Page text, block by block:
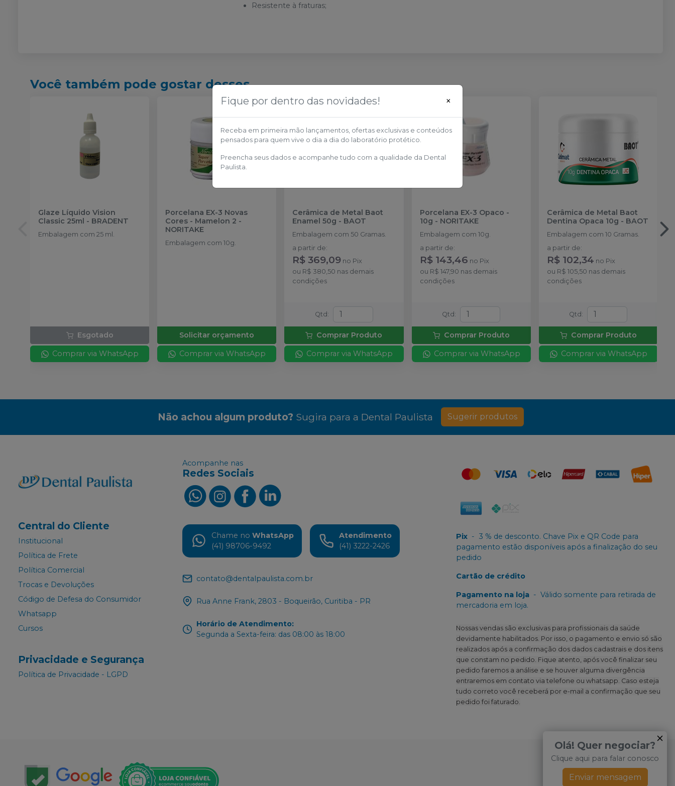
Olá! Quer negociar?
Clique aqui para falar conosco
Enviar mensagem
Resistente à fraturas;
Você também pode gostar desses
Glaze Líquido Vision
Classic 25ml - BRADENT
Embalagem com 25 ml.
Esgotado
Comprar via WhatsApp
Porcelana EX-3 Novas
Cores - Mamelon 2 -
NORITAKE
Embalagem com 10g.
Solicitar orçamento
Comprar via WhatsApp
Cerâmica de Metal Baot
Enamel 50g - BAOT
Embalagem com 50 Gramas.
a partir de:
R$ 369,09 no Pix
ou R$ 380,50 nas demais
condições
Qtd :
Comprar Produto
Comprar via WhatsApp
Porcelana EX-3 Opaco -
10g - NORITAKE
Embalagem com 10g.
a partir de:
R$ 143,46 no Pix
ou R$ 147,90 nas demais
condições
Qtd :
Comprar Produto
Comprar via WhatsApp
Cerâmica de Metal Baot
Dentina Opaca 10g - BAOT
Embalagem com 10 Gramas.
a partir de:
R$ 102,34 no Pix
ou R$ 105,50 nas demais
condições
Qtd :
Comprar Produto
Comprar via WhatsApp
Não achou algum produto? Sugira para a Dental Paulista Sugerir produtos
Central do Cliente
Institucional
Política de Frete
Política Comercial
Trocas e Devoluções
Código de Defesa do Consumidor
Whatsapp
Cursos
Privacidade e Segurança
Política de Privacidade - LGPD
Acompanhe nas
Redes Sociais
Chame no WhatsApp
(41) 98706-9492
Atendimento
(41) 3222-2426
contato@dentalpaulista.com.br
Rua Anne Frank, 2803 - Boqueirão, Curitiba - PR
Horário de Atendimento:
Segunda a Sexta-feira: das 08:00 às 18:00
Pix - 3 % de desconto. Chave Pix e QR Code para
pagamento estão disponíveis após a finalização do seu
pedido
Cartão de crédito
Pagamento na loja - Válido somente para retirada de
mercadoria em loja.
Nossas vendas são exclusivas para profissionais da saúde
devidamente habilitados. Por isso, o pagamento e envio só são
realizados após a confirmação dos dados cadastrais e dos itens
que constam no pedido. Fique atento, após você finalizar seu
pedido faremos a análise e se houver alguma divergência
entraremos em contato via telefone ou whatsapp. Caso esteja
tudo correto você receberá por e-mail a confirmação que seu
pedido foi faturado.
Fique por dentro das novidades! ×
Receba em primeira mão lançamentos, ofertas exclusivas e conteúdos
pensados para quem vive o dia a dia do laboratório protético.
Preencha seus dados e acompanhe tudo com a qualidade da Dental
Paulista.